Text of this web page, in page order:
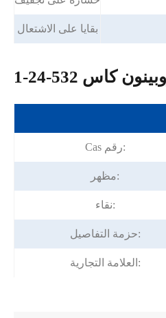
بقايا على الاشتعال
كاس 532-24-1
Cas رقم:
مظهر:
نقاء:
حزمة التفاصيل:
العلامة التجارية: